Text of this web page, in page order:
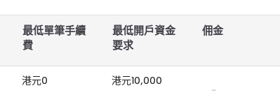
最低單筆手續
費
最低開戶資金
要求
佣金
港元0 港元10,000
-